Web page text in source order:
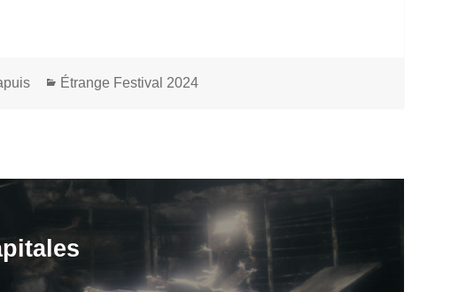
Catégories
Étrange Festival 2024